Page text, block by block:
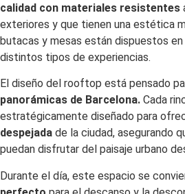
calidad con materiales resistentes
exteriores y que tienen una estética
butacas y mesas están dispuestos
distintos tipos de experiencias.
El diseño del rooftop está pensado
panorámicas de Barcelona. Cada
estratégicamente diseñado para
despejada de la ciudad, asegurando
puedan disfrutar del paisaje urbano
Durante el día, este espacio se